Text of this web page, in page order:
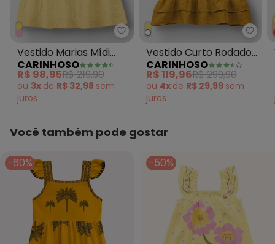
Carinhoso - Vestido Marias
Vestido Marias Mídi
Amarelo
CARINHOSO
R$ 98,95R$ 219,90
ou 3x de R$ 32,98 sem
juros
Vestido Curto Rodado
com Babado Amarelo
Mostarda
CARINHOSO
R$ 119,96R$ 299,90
ou 4x de R$ 29,99 sem
juros
Você também pode gostar
-60% -50%